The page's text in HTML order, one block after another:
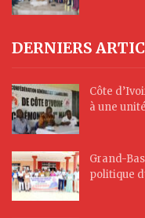
DERNIERS
Côte
à une
Grand-
politique